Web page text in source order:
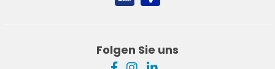
Folgen Sie uns